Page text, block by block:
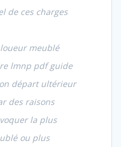
de ces charges
meublé
lmnp pdf guide
départ ultérieur
des raisons
la plus
ou plus